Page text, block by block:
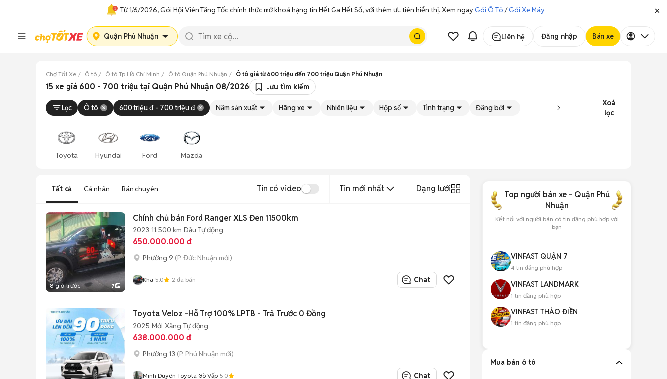
Từ 1/6/2026, Gói Hội Viên Tăng Tốc chính thức mở khoá hạng tin Hết Ga Hết Số, với thêm ưu tiên hiển thị. Xem ngayGói Ô Tô /Gói Xe Máy
Quận Phú Nhuận Liên hệ Đăng nhập Bán xe
Chợ Tốt Xe Ô tô Ô tô Tp Hồ Chí Minh Ô tô Quận Phú Nhuận Ô tô giá từ 600 triệu đến 700 triệu Quận Phú Nhuận
15 xe giá 600 - 700 triệu tại Quận Phú Nhuận 08/2026 Lưu tìm kiếm
Lọc Ô tô 600 triệu đ - 700 triệu đ Năm sản xuất Hãng xe Nhiên liệu Hộp số Tình trạng Đăng bởi
Xoá
lọc
Toyota Hyundai Ford Mazda
Tất cả Cá nhân Bán chuyên Tin có video Tin mới nhất Dạng lưới
8 giờ trước 7
Chính chủ bán Ford Ranger XLS Đen 11500km
2023 11.500 km Dầu Tự động
650.000.000 đ
Phường 9 (P. Đức Nhuận mới)
Kha 5.0 2 đã bán Chat
Toyota Veloz -Hỗ Trợ 100% LPTB - Trả Trước 0 Đồng
2025 Mới Xăng Tự động
638.000.000 đ
Phường 13 (P. Phú Nhuận mới)
Minh Duyên Toyota Gò Vấp 5.0 Chat
Top người bán xe - Quận Phú
Nhuận
Kết nối với người bán có tin đăng phù hợp với
bạn
VINFAST QUẬN 7
4 tin đăng phù hợp
VINFAST LANDMARK
1 tin đăng phù hợp
VINFAST THẢO ĐIỀN
1 tin đăng phù hợp
Mua bán ô tô